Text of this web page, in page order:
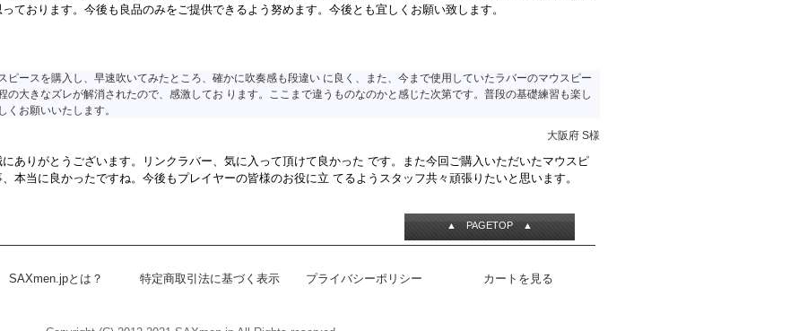
ております。今後も良品のみをご提供できるよう努めます。今後とも宜しくお願い致します。
ピースを購入し、早速吹いてみたところ、確かに吹奏感も段違い に良く、また、今まで使用していたラバーのマウスピー
の大きなズレが解消されたので、感激してお ります。ここまで違うものなのかと感じた次第です。普段の基礎練習も楽し
くお願いいたします。
大阪府 S様
にありがとうございます。リンクラバー、気に入って頂けて良かった です。また今回ご購入いただいたマウスピ
本当に良かったですね。今後もプレイヤーの皆様のお役に立 てるようスタッフ共々頑張りたいと思います。
▲ PAGETOP ▲
SAXmen.jpとは？ 特定商取引法に基づく表示 プライバシーポリシー カートを見る